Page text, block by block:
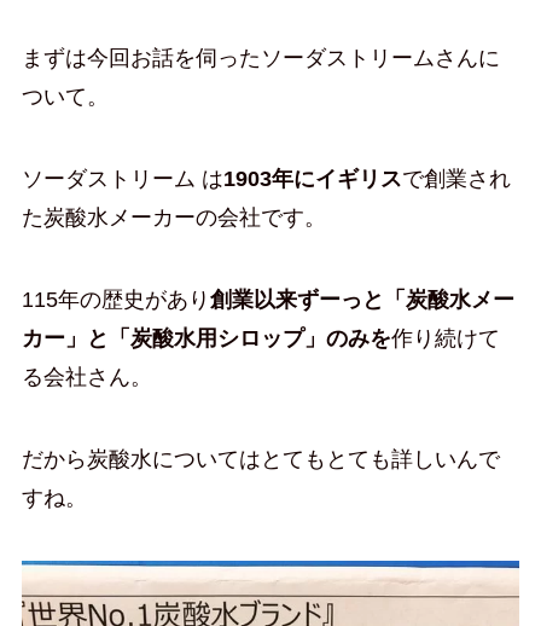
まずは今回お話を伺ったソーダストリームさんに
ついて。
ソーダストリーム は1903年にイギリスで創業され
た炭酸水メーカーの会社です。
115年の歴史があり 創業以来ずーっと「炭酸水メー
カー」と「炭酸水用シロップ」のみを作り続けて
る会社さん。
だから炭酸水についてはとてもとても詳しいんで
すね。